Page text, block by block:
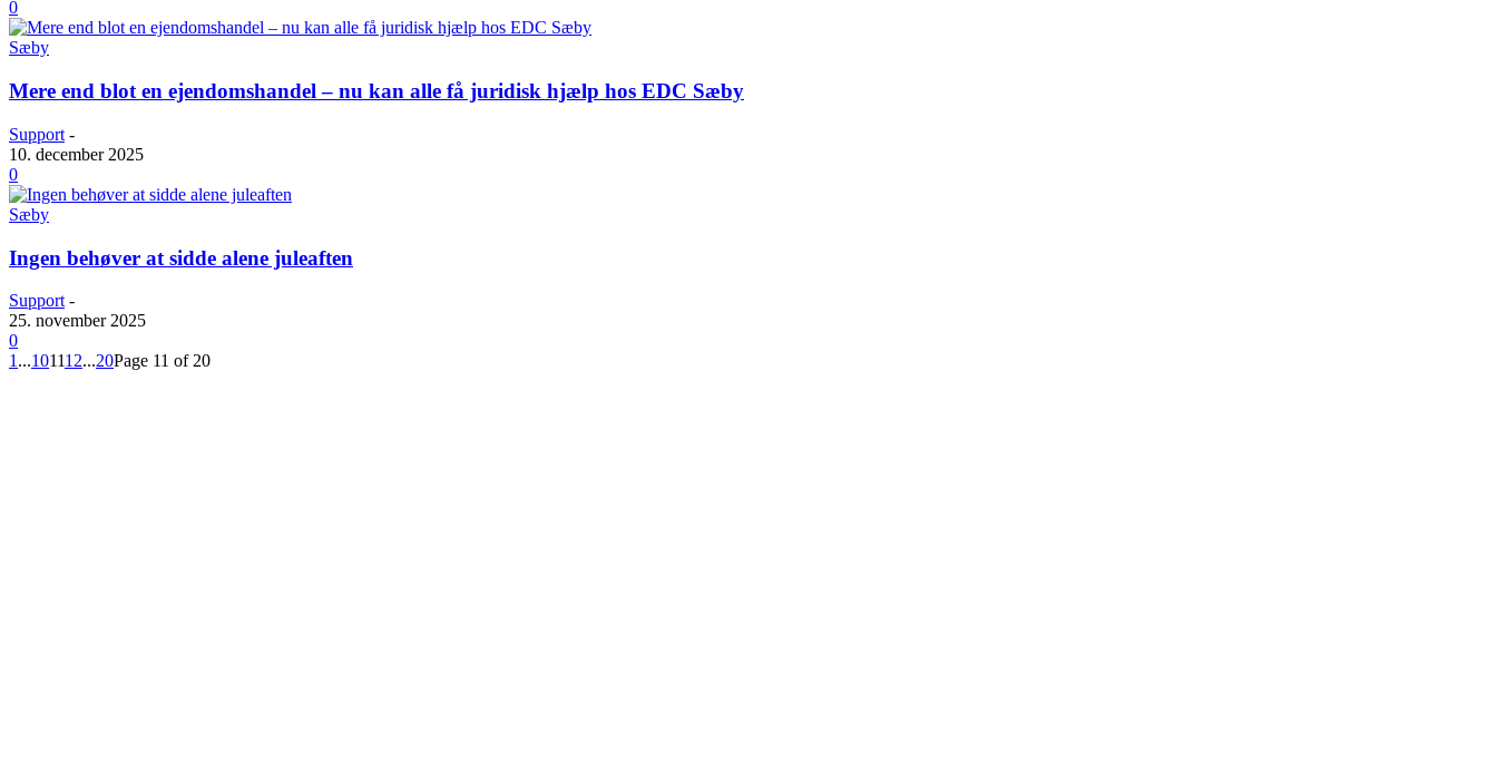
0
Sæby
Mere end blot en ejendomshandel – nu kan alle få juridisk hjælp hos EDC Sæby
Support -
10. december 2025
0
Sæby
Ingen behøver at sidde alene juleaften
Support -
25. november 2025
0
1 ...101112...20Page 11 of 20